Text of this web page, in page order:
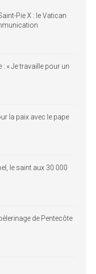
Pie X : le Vatican
« Je travaille pour un
la paix avec le pape
le saint aux 30 000
de Pentecôte